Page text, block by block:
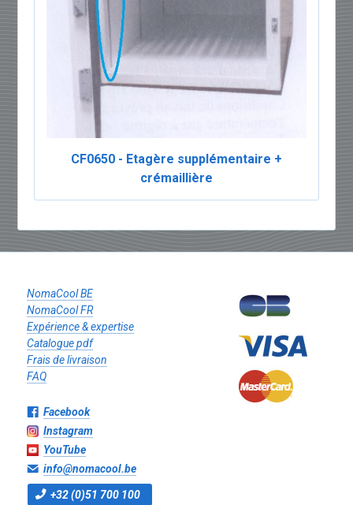
CF0650 - Etagère supplémentaire +
crémaillière
NomaCool BE
NomaCool FR
Expérience & expertise
Catalogue pdf
Frais de livraison
FAQ
Facebook
Instagram
YouTube
info@nomacool.be
+32 (0)51 700 100